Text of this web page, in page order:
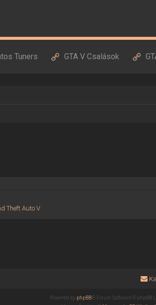
Tuners GTA V Csalások
Theft Auto V
Powered by phpBB® Forum Software © phpBB